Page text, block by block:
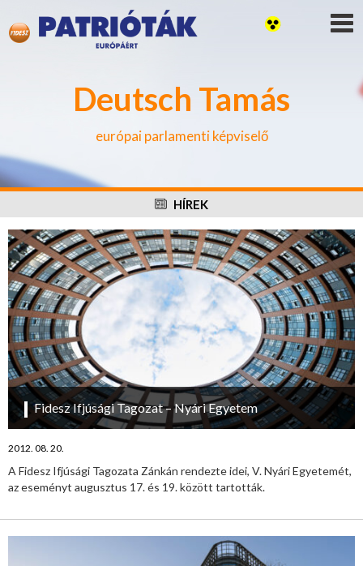
Deutsch Tamás
európai parlamenti képviselő
HÍREK
Fidesz Ifjúsági Tagozat – Nyári Egyetem
2012. 08. 20.
A Fidesz Ifjúsági Tagozata Zánkán rendezte idei, V. Nyári Egyetemét,
az eseményt augusztus 17. és 19. között tartották.